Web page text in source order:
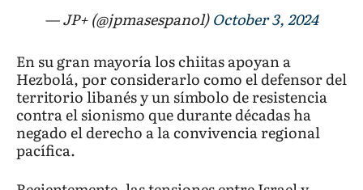
— JP+ (@jpmasespanol)October 3, 2024
En su gran mayoría los chiitas apoyan a
Hezbolá, por considerarlo como el defensor del
territorio libanés y un símbolo de resistencia
contra el sionismo que durante décadas ha
negado el derecho a la convivencia regional
pacífica.